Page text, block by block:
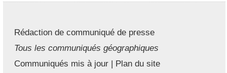
Rédaction de communiqué de presse
Tous les communiqués géographiques
Communiqués mis à jour | Plan du site